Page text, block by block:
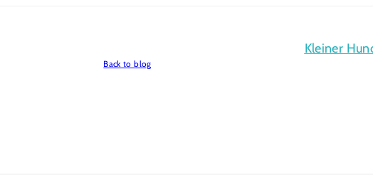
Kleiner
Back to blog